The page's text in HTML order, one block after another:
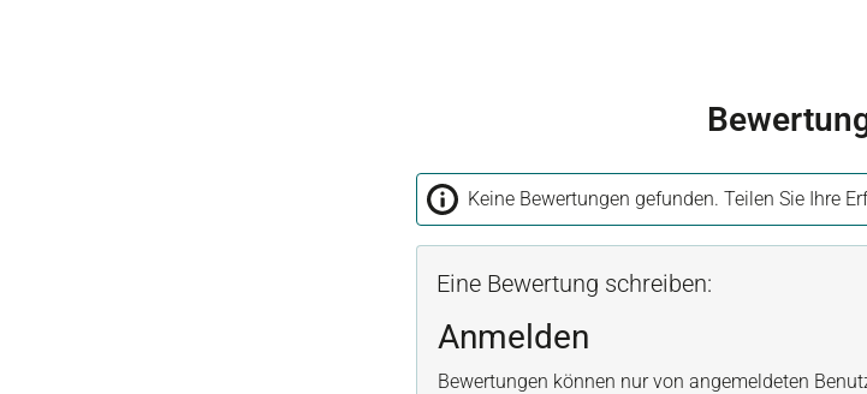
Keine Bewertungen gefunden. Teilen Sie Ihre
Eine Bewertung schreiben:
Anmelden
Bewertungen können nur von angemeldeten